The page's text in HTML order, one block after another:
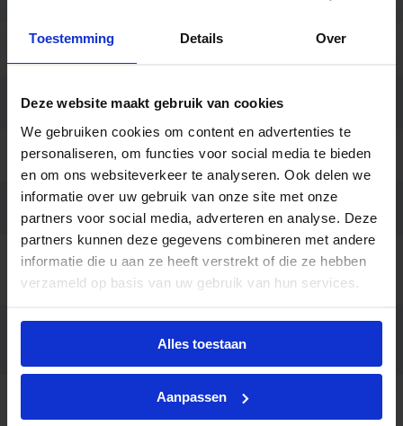
Toestemming Details Over
Deze website maakt gebruik van cookies
We gebruiken cookies om content en advertenties te
personaliseren, om functies voor social media te bieden
en om ons websiteverkeer te analyseren. Ook delen we
informatie over uw gebruik van onze site met onze
partners voor social media, adverteren en analyse. Deze
partners kunnen deze gegevens combineren met andere
informatie die u aan ze heeft verstrekt of die ze hebben
verzameld op basis van uw gebruik van hun services.
Alles toestaan
Aanpassen
Aansluiting 3.0 meter snoer zonder stekker
Merk Light4u
Garantie 5 jaar
Fabrikantnaam
Skadi 220 PE 2150lm/940 18.5W
60° white
Reflector 20° / 30° / 45°
Beschrijving